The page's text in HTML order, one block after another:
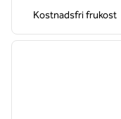
Kostnadsfri frukost
1 av 12